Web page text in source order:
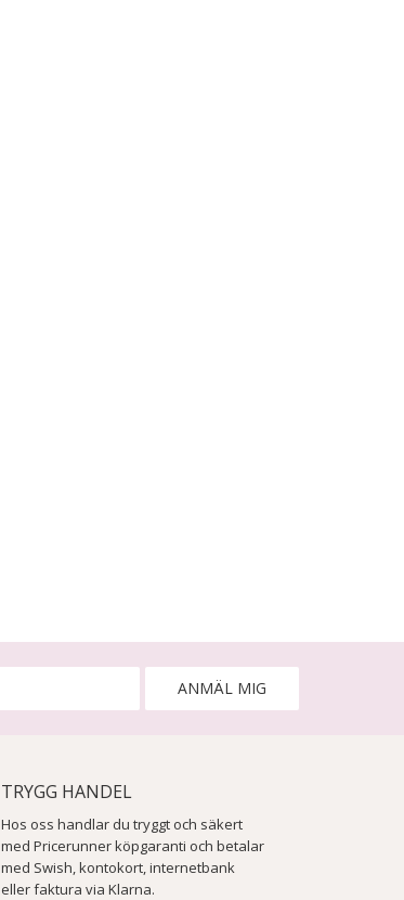
ANMÄL MIG
TRYGG HANDEL
Hos oss handlar du tryggt och säkert
med Pricerunner köpgaranti och betalar
med Swish, kontokort, internetbank
eller faktura via Klarna.